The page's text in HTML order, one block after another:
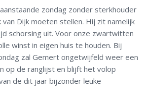
zondag zonder sterkhouder
Dijk moeten stellen. Hij zit namelijk
schorsing uit. Voor onze zwartwitten
winst in eigen huis te houden. Bij
zal Gemert ongetwijfeld weer een
op de ranglijst en blijft het volop
de dit jaar bijzonder leuke